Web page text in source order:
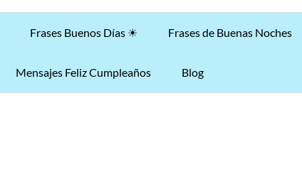
Frases Buenos Días ☀ Frases de Buenas Noches
Mensajes Feliz Cumpleaños Blog